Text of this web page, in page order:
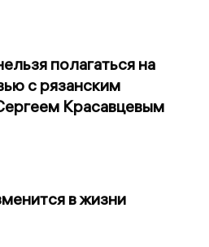
полагаться на
с рязанским
Красавцевым
в жизни